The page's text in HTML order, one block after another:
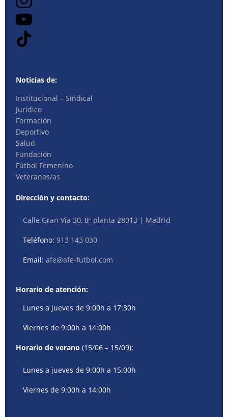
Noticias de:
Institucional – Sindical
Jurídico
Formación
Deportivo
Salud
Fundación
Fútbol Femenino
Veteranos/as
Dirección y contacto:
Calle Gran Vía 30, 8ª planta 28013 | Madrid
Teléfono:913 143 030
Email:afe@afe-futbol.com
Horario de atención:
Lunes a jueves de 9:00h a 17:30h
Viernes de 9:00h a 14:00h
Horario de verano (15/06 – 15/09):
Lunes a jueves de 9:00h a 15:00h
Viernes de 9:00h a 14:00h